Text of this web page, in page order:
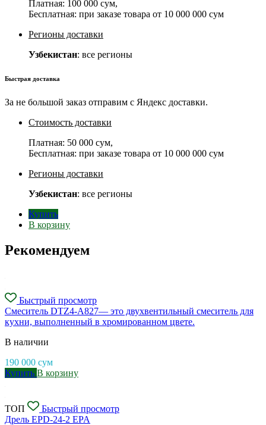
Платная: 100 000 сум,
Бесплатная: при заказе товара от 10 000 000 сум
Регионы доставки
Узбекистан: все регионы
Быстрая доставка
За не большой заказ отправим с Яндекс доставки.
Стоимость доставки
Платная: 50 000 сум,
Бесплатная: при заказе товара от 10 000 000 сум
Регионы доставки
Узбекистан: все регионы
Купить
В корзину
Рекомендуем
Быстрый просмотр
Смеситель DTZ4-A827— это двухвентильный смеситель для
кухни, выполненный в хромированном цвете.
В наличии
190 000 сум
Купить В корзину
ТОП
Быстрый просмотр
Дрель EPD-24-2 EPA